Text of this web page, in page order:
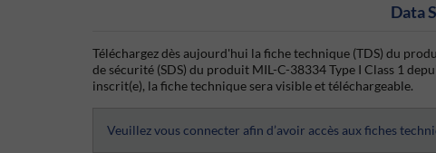
Data
Téléchargez dès aujourd'hui la fiche technique (TDS) du
de sécurité (SDS) du produit MIL-C-38334 Type I Class 1
inscrit(e), la fiche technique sera visible et téléchargeable.
Veuillez vous connecter afin d’avoir accès aux fiches